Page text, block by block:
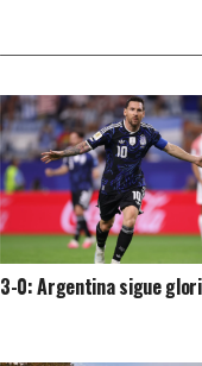
3-0: Argentina sigue